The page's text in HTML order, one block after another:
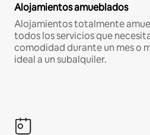
Alojamientos amueblados
Alojamientos totalmente
todos los servicios que
comodidad durante un mes o
ideal a un subalquiler.